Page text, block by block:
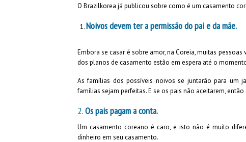
O Brazilkorea já publicou sobre como é um casamento
Noivos devem ter a permissão do pai e da mãe.
Embora se casar é sobre amor, na Coreia, muitas
dos planos de casamento estão em espera até o
As famílias dos possíveis noivos se juntarão para um
famílias sejam perfeitas. E se os pais não aceitarem,
2. Os pais pagam a conta.
Um casamento coreano é caro, e isto não é muito
dinheiro em seu casamento.